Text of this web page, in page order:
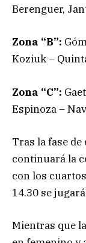
Berenguer,
Zona “B”:
Koziuk –
Zona “C”:
Espinoza –
Tras la fase
continuará la
con los
14.30 se
Mientras que